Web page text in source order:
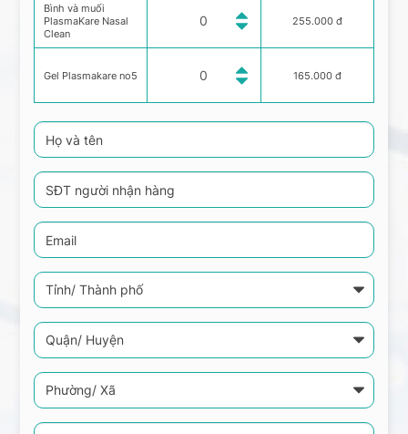
Bình và muối
PlasmaKare Nasal
Clean
Gel Plasmakare no5
255.000 đ
165.000 đ